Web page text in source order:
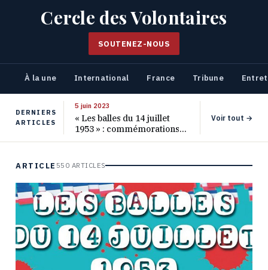
Cercle des Volontaires
SOUTENEZ-NOUS
À la une International France Tribune
DERNIERS
ARTICLES
5 juin 2023
« Les balles du 14 juillet
1953 » : commémorations
pour les 70 ans de ce
Voir tout →
ARTICLE 550 ARTICLES